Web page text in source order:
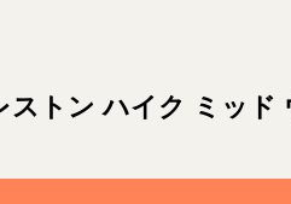
ストン ハイク ミッド